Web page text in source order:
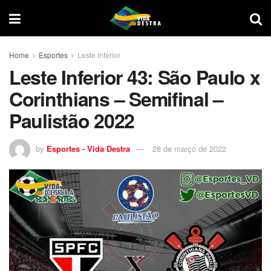
Home Esportes Leste Inferior
Leste Inferior 43: São Paulo x
Corinthians – Semifinal –
Paulistão 2022
by Esportes - Vida Destra 28 de março de 2022